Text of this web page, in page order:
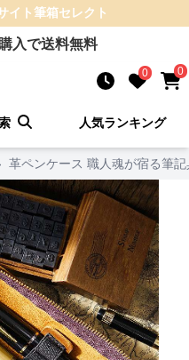
イト筆箱セレクト
入で送料無料
0 0
人気ランキング
革ペンケース 職人魂が宿る筆